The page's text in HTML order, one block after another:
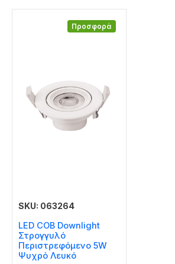
Προσφορά
SKU: 063264
LED COB Downlight
Στρογγυλό
Περιστρεφόμενο 5W
Ψυχρό Λευκό